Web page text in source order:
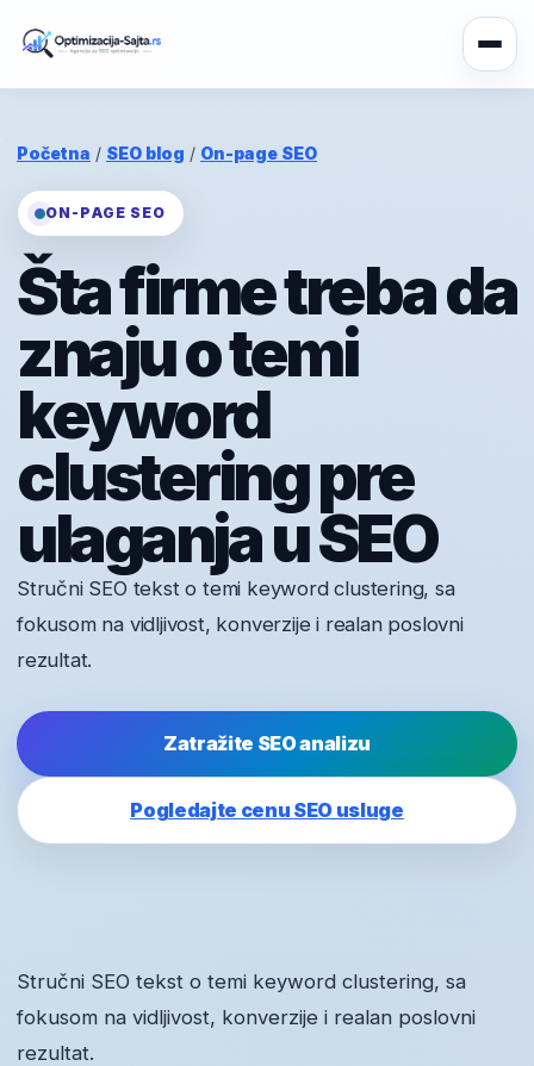
Početna / SEO blog / On-page SEO
ON-PAGE SEO
Šta firme treba da
znaju o temi
keyword
clustering pre
ulaganja u SEO
Stručni SEO tekst o temi keyword clustering, sa
fokusom na vidljivost, konverzije i realan poslovni
rezultat.
Zatražite SEO analizu
Pogledajte cenu SEO usluge
Stručni SEO tekst o temi keyword clustering, sa
fokusom na vidljivost, konverzije i realan poslovni
rezultat.